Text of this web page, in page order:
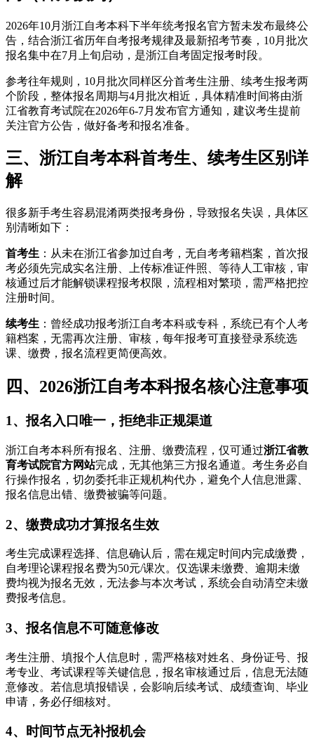
2026年10月浙江自考本科下半年统考报名官方暂未发布最终公
告，结合浙江省历年自考报考规律及最新招考节奏，10月批次
报名集中在7月上旬启动，是浙江自考固定报考时段。
参考往年规则，10月批次同样区分首考生注册、续考生报考两
个阶段，整体报名周期与4月批次相近，具体精准时间将由浙
江省教育考试院在2026年6-7月发布官方通知，建议考生提前
关注官方公告，做好备考和报名准备。
三、浙江自考本科首考生、续考生区别详
解
很多新手考生容易混淆两类报考身份，导致报名失误，具体区
别清晰如下：
首考生 ：从未在浙江省参加过自考，无自考考籍档案，首次报
考必须先完成实名注册、上传标准证件照、等待人工审核，审
核通过后才能解锁课程报考权限，流程相对繁琐，需严格把控
注册时间。
续考生 ：曾经成功报考浙江自考本科或专科，系统已有个人考
籍档案，无需再次注册、审核，每年报考可直接登录系统选
课、缴费，报名流程更简便高效。
四、2026浙江自考本科报名核心注意事项
1、报名入口唯一，拒绝非正规渠道
浙江自考本科所有报名、注册、缴费流程，仅可通过浙江省教
育考试院官方网站完成，无其他第三方报名通道。考生务必自
行操作报名，切勿委托非正规机构代办，避免个人信息泄露、
报名信息出错、缴费被骗等问题。
2、缴费成功才算报名生效
考生完成课程选择、信息确认后，需在规定时间内完成缴费，
自考理论课程报名费为50元/课次。仅选课未缴费、逾期未缴
费均视为报名无效，无法参与本次考试，系统会自动清空未缴
费报考信息。
3、报名信息不可随意修改
考生注册、填报个人信息时，需严格核对姓名、身份证号、报
考专业、考试课程等关键信息，报名审核通过后，信息无法随
意修改。若信息填报错误，会影响后续考试、成绩查询、毕业
申请，务必仔细核对。
4、时间节点无补报机会